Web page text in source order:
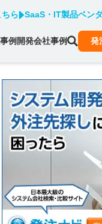
ら SaaS・IT製品ベン
例 開発会社事例 発